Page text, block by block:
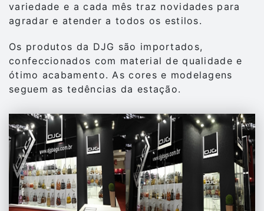
variedade e a cada mês traz novidades para
agradar e atender a todos os estilos.
Os produtos da DJG são importados,
confeccionados com material de qualidade e
ótimo acabamento. As cores e modelagens
seguem as tedências da estação.